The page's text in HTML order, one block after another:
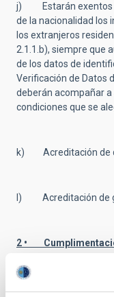
j) Estarán exentos
de la nacionalidad los
los extranjeros
2.1.1.b), siempre que
de los datos de
Verificación de Datos
deberán acompañar
condiciones que se
k) Acreditación de
l) Acreditación de
2 •